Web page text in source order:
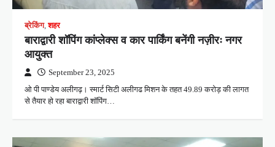
ब्रेकिंग,शहर
बाराद्वारी शॉपिंग कांप्लेक्स व कार पार्किंग बनेंगी नज़ीरः नगर
आयुक्त
September 23, 2025
ओ पी पाण्डेय अलीगढ़। स्मार्ट सिटी अलीगढ मिशन के तहत 49.89 करोड़ की लागत
से तैयार हो रहा बाराद्वारी शॉपिंग…